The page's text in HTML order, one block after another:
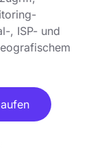
, ISP- und